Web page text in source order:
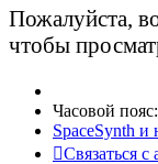
Пожалуйста,
чтобы
Часовой пояс:
SpaceSynth и
Связаться